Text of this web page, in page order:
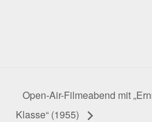
Open-Air-Filmeabend mit
Klasse“ (1955)